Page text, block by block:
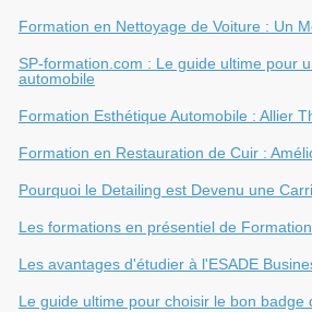
Formation en Nettoyage de Voiture : Un
SP-formation.com : Le guide ultime pour
automobile
Formation Esthétique Automobile : Allier
Formation en Restauration de Cuir :
Pourquoi le Detailing est Devenu une
Les formations en présentiel de
Les avantages d'étudier à l'ESADE
Le guide ultime pour choisir le bon badge